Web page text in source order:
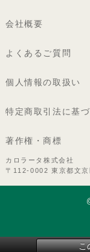
会社概要
よくあるご質問
個人情報の取扱い
特定商取引法に基
著作権・商標
カロラータ株式会社
〒112-0002 東京都文
こ